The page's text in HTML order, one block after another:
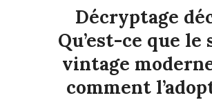
Décryptage
Qu’est-ce que le
vintage
comment